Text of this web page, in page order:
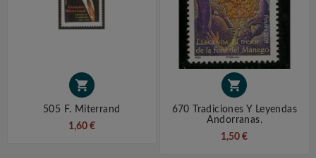

505 F. Miterrand
1,60 €

670 Tradiciones Y Leyendas
Andorranas.
1,50 €